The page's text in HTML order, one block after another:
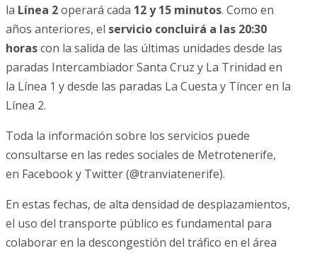
la Línea 2operará cada 12 y 15 minutos. Como en
años anteriores, el servicio concluirá a las 20:30
horascon la salida de las últimas unidades desde las
paradas Intercambiador Santa Cruz y La Trinidad en
la Línea 1 y desde las paradas La Cuesta y Tíncer en la
Línea 2.
Toda la información sobre los servicios puede
consultarse en las redes sociales de Metrotenerife,
en Facebook y Twitter (@tranviatenerife).
En estas fechas, de alta densidad de desplazamientos,
el uso del transporte público es fundamental para
colaborar en la descongestión del tráfico en el área